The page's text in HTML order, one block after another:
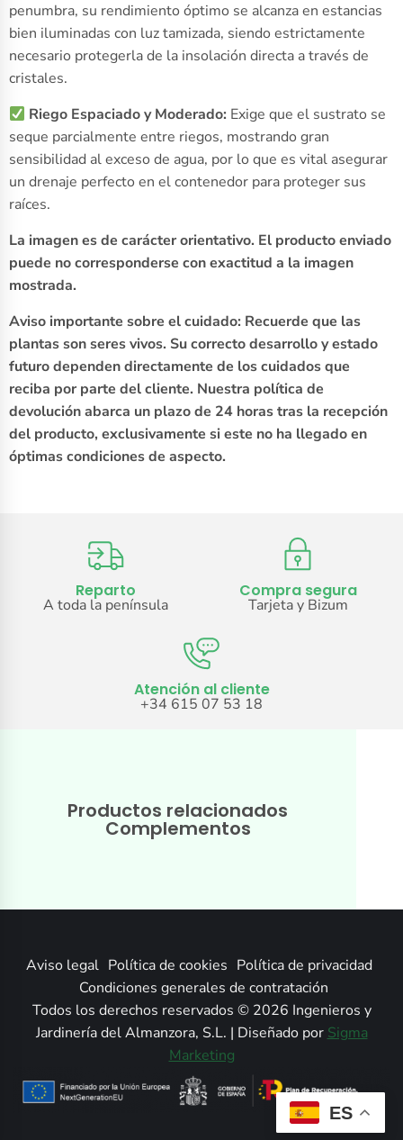
penumbra, su rendimiento óptimo se alcanza en estancias
bien iluminadas con luz tamizada, siendo estrictamente
necesario protegerla de la insolación directa a través de
cristales.
Riego Espaciado y Moderado: Exige que el sustrato se
seque parcialmente entre riegos, mostrando gran
sensibilidad al exceso de agua, por lo que es vital asegurar
un drenaje perfecto en el contenedor para proteger sus
raíces.
La imagen es de carácter orientativo. El producto enviado
puede no corresponderse con exactitud a la imagen
mostrada.
Aviso importante sobre el cuidado: Recuerde que las
plantas son seres vivos. Su correcto desarrollo y estado
futuro dependen directamente de los cuidados que
reciba por parte del cliente. Nuestra política de
devolución abarca un plazo de 24 horas tras la recepción
del producto, exclusivamente si este no ha llegado en
óptimas condiciones de aspecto.
Reparto
A toda la península
Compra segura
Tarjeta y Bizum
Atención al cliente
+34 615 07 53 18
Productos relacionados
Complementos
Aviso legal Política de cookies Política de privacidad
Condiciones generales de contratación
Todos los derechos reservados © 2026 Ingenieros y
Jardinería del Almanzora, S.L. | Diseñado porSigma
Marketing
ES